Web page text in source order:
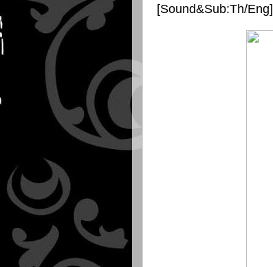
[Sound&Sub:Th/Eng]